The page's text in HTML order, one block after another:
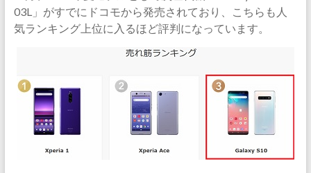
03L」がすでにドコモから発売されており、こちらも人
気ランキング上位に入るほど評判になっています。